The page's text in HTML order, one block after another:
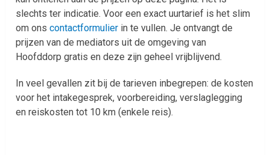
slechts ter indicatie. Voor een exact uurtarief is het slim
om onscontactformulier in te vullen. Je ontvangt de
prijzen van de mediators uit de omgeving van
Hoofddorp gratis en deze zijn geheel vrijblijvend.
In veel gevallen zit bij de tarieven inbegrepen: de kosten
voor het intakegesprek, voorbereiding, verslaglegging
en reiskosten tot 10 km (enkele reis).